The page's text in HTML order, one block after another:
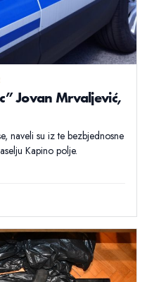
Jovan Mrvaljević,
naveli su iz te bezbjednosne
Kapino polje.